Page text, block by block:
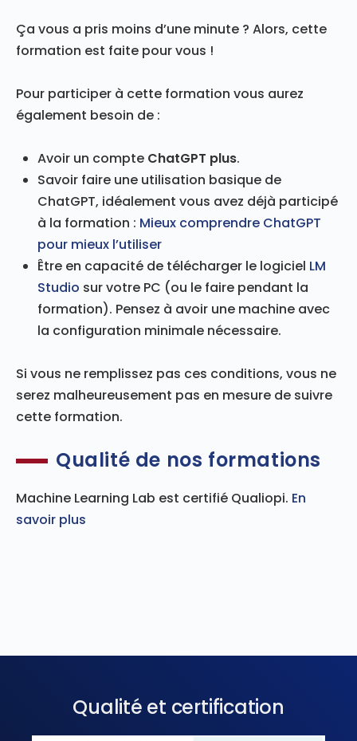
Comprendre les formats de réponse d’une
requête avec l’API d’OpenAI
Comprendre les webhooks
Ça vous a pris moins d’une minute ? Alors, cette
formation est faite pour vous !
Pour participer à cette formation vous aurez
également besoin de :
Avoir un compte ChatGPT plus.
Savoir faire une utilisation basique de
ChatGPT, idéalement vous avez déjà participé
à la formation : Mieux comprendre ChatGPT
pour mieux l’utiliser
Être en capacité de télécharger le logiciel LM
Studio sur votre PC (ou le faire pendant la
formation). Pensez à avoir une machine avec
la configuration minimale nécessaire.
Si vous ne remplissez pas ces conditions, vous ne
serez malheureusement pas en mesure de suivre
cette formation.
Qualité de nos formations
Machine Learning Lab est certifié Qualiopi. En
savoir plus
Qualité et certification